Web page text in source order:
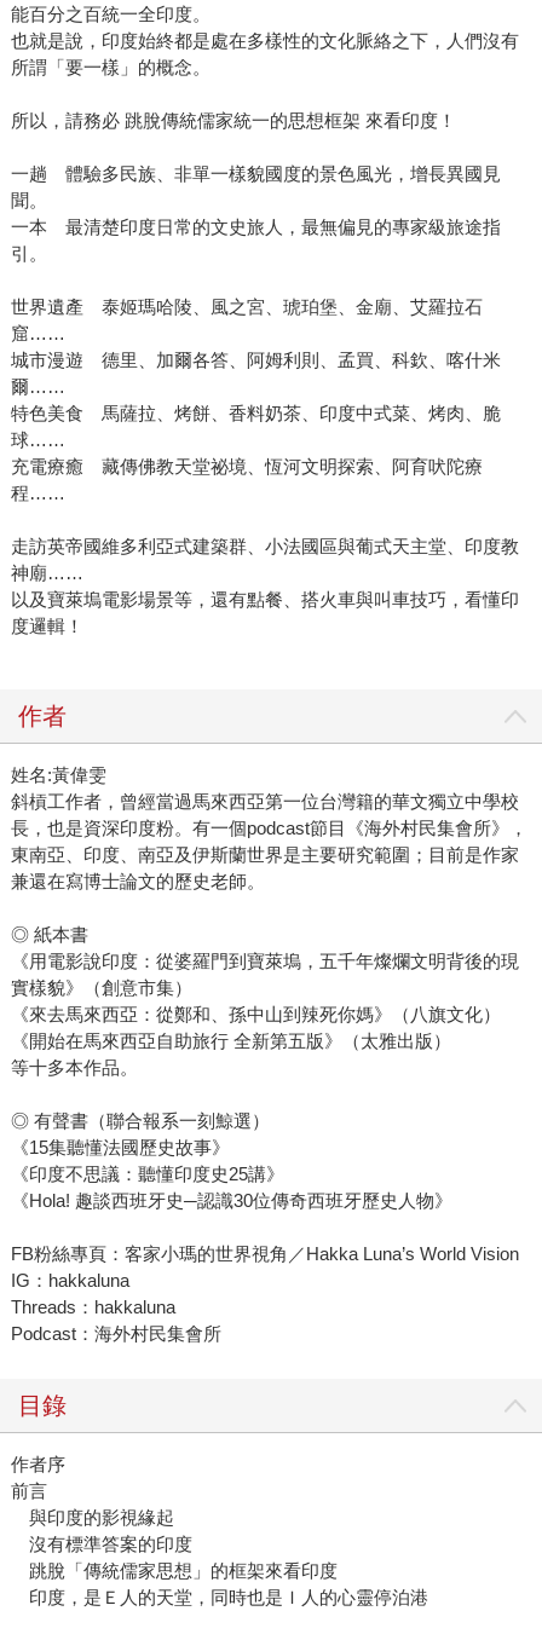
能百分之百統一全印度。
也就是說，印度始終都是處在多樣性的文化脈絡之下，人們沒有
所謂「要一樣」的概念。
所以，請務必 跳脫傳統儒家統一的思想框架 來看印度！
一趟 體驗多民族、非單一樣貌國度的景色風光，增長異國見
聞。
一本 最清楚印度日常的文史旅人，最無偏見的專家級旅途指
引。
世界遺產 泰姬瑪哈陵、風之宮、琥珀堡、金廟、艾羅拉石
窟……
城市漫遊 德里、加爾各答、阿姆利則、孟買、科欽、喀什米
爾……
特色美食 馬薩拉、烤餅、香料奶茶、印度中式菜、烤肉、脆
球……
充電療癒 藏傳佛教天堂祕境、恆河文明探索、阿育吠陀療
程……
走訪英帝國維多利亞式建築群、小法國區與葡式天主堂、印度教
神廟……
以及寶萊塢電影場景等，還有點餐、搭火車與叫車技巧，看懂印
度邏輯！
作者
姓名:黃偉雯
斜槓工作者，曾經當過馬來西亞第一位台灣籍的華文獨立中學校
長，也是資深印度粉。有一個podcast節目《海外村民集會所》，
東南亞、印度、南亞及伊斯蘭世界是主要研究範圍；目前是作家
兼還在寫博士論文的歷史老師。
◎ 紙本書
《用電影說印度：從婆羅門到寶萊塢，五千年燦爛文明背後的現
實樣貌》（創意市集）
《來去馬來西亞：從鄭和、孫中山到辣死你媽》（八旗文化）
《開始在馬來西亞自助旅行 全新第五版》（太雅出版）
等十多本作品。
◎ 有聲書（聯合報系一刻鯨選）
《15集聽懂法國歷史故事》
《印度不思議：聽懂印度史25講》
《Hola! 趣談西班牙史─認識30位傳奇西班牙歷史人物》
FB粉絲專頁：客家小瑪的世界視角／Hakka Luna’s World Vision
IG：hakkaluna
Threads：hakkaluna
Podcast：海外村民集會所
目錄
作者序
前言
與印度的影視緣起
沒有標準答案的印度
跳脫「傳統儒家思想」的框架來看印度
印度，是Ｅ人的天堂，同時也是Ｉ人的心靈停泊港